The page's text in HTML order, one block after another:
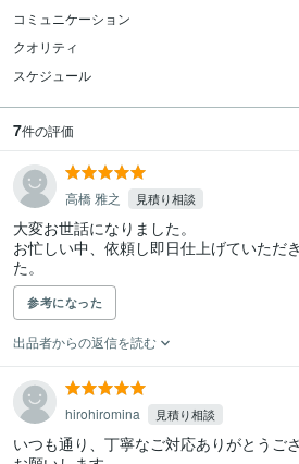
コミュニケーション
クオリティ
スケジュール
7件の評価
高橋 雅之 見積り相談
大変お世話になりました。
お忙しい中、依頼し即日仕上げていただ
た。
参考になった
出品者からの返信を読む
hirohiromina 見積り相談
いつも通り、丁寧なご対応ありがとうご